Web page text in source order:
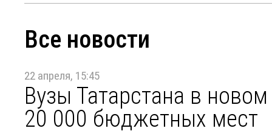
Все новости
22 апреля, 15:45
Вузы Татарстана в
20 000 бюджетных мест